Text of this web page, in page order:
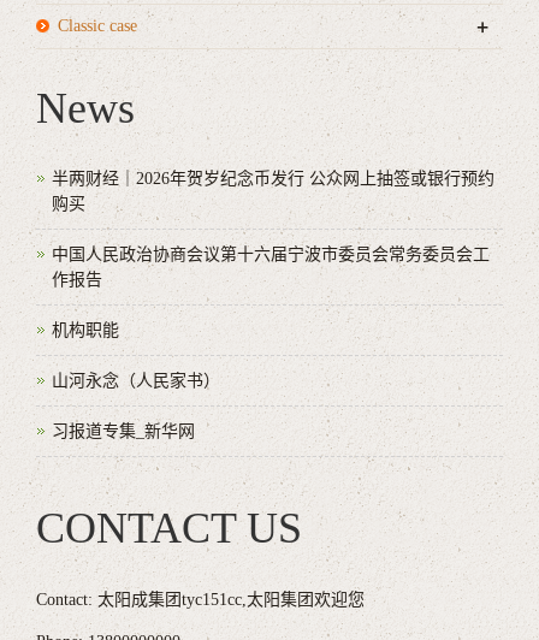
Classic case +
News
半两财经｜2026年贺岁纪念币发行 公众网上抽签或银行预约
购买
中国人民政治协商会议第十六届宁波市委员会常务委员会工
作报告
机构职能
山河永念（人民家书）
习报道专集_新华网
CONTACT US
Contact: 太阳成集团tyc151cc,太阳集团欢迎您